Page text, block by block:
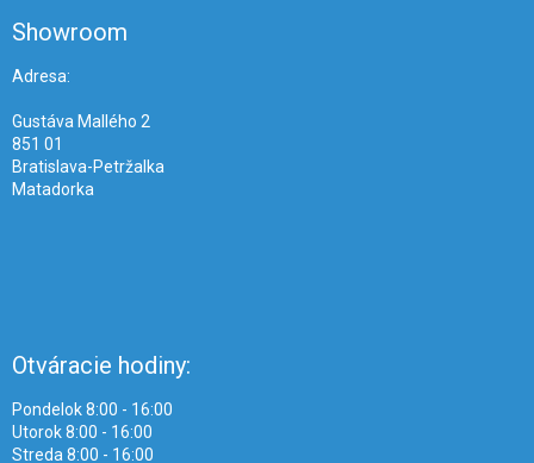
Showroom
Adresa:
Gustáva Mallého 2
851 01
Bratislava-Petržalka
Matadorka
Otváracie hodiny:
Pondelok 8:00 - 16:00
Utorok 8:00 - 16:00
Streda 8:00 - 16:00